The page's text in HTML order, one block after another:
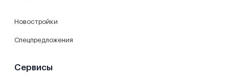
Новостройки
Спецпредложения
Сервисы